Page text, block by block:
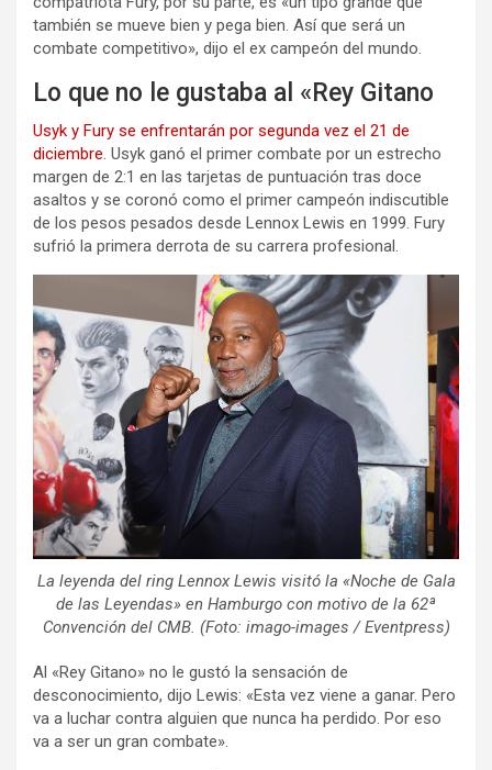
también se mueve bien y pega bien. Así que será un
combate competitivo», dijo el ex campeón del mundo.
Lo que no le gustaba al «Rey Gitano
Usyk y Fury se enfrentarán por segunda vez el 21 de
diciembre. Usyk ganó el primer combate por un estrecho
margen de 2:1 en las tarjetas de puntuación tras doce
asaltos y se coronó como el primer campeón indiscutible
de los pesos pesados desde Lennox Lewis en 1999. Fury
sufrió la primera derrota de su carrera profesional.
La leyenda del ring Lennox Lewis visitó la «Noche de Gala
de las Leyendas» en Hamburgo con motivo de la 62ª
Convención del CMB. (Foto: imago-images /Eventpress)
Al «Rey Gitano» no le gustó la sensación de
desconocimiento, dijo Lewis: «Esta vez viene a ganar. Pero
va a luchar contra alguien que nunca ha perdido. Por eso
va a ser un gran combate».